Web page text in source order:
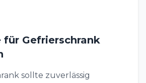
für Gefrierschrank
sollte zuverlässig